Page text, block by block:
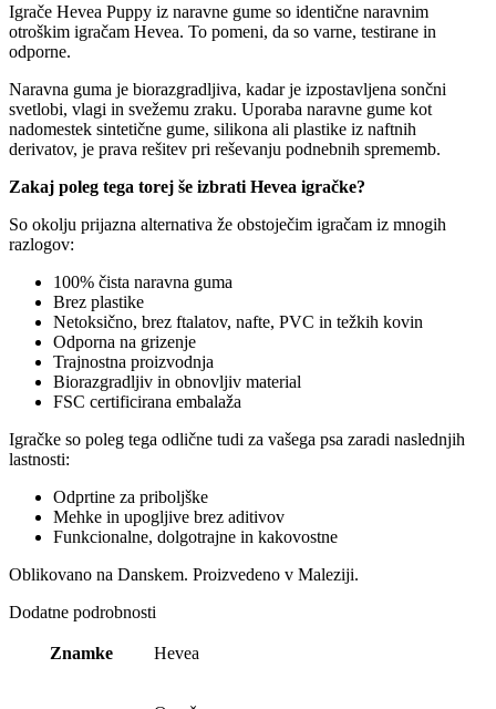
Igrače Hevea Puppy iz naravne gume so identične naravnim
otroškim igračam Hevea. To pomeni, da so varne, testirane in
odporne.
Naravna guma je biorazgradljiva, kadar je izpostavljena sončni
svetlobi, vlagi in svežemu zraku. Uporaba naravne gume kot
nadomestek sintetične gume, silikona ali plastike iz naftnih
derivatov, je prava rešitev pri reševanju podnebnih sprememb.
Zakaj poleg tega torej še izbrati Hevea igračke?
So okolju prijazna alternativa že obstoječim igračam iz mnogih
razlogov:
100% ​čista naravna guma
Brez plastike
Netoksično, brez ftalatov, nafte, PVC in težkih kovin
Odporna na grizenje
Trajnostna proizvodnja
Biorazgradljiv in obnovljiv material
FSC certificirana embalaža
Igračke so poleg tega odlične tudi za vašega psa zaradi naslednjih
lastnosti:
Odprtine za priboljške
Mehke in upogljive brez aditivov
Funkcionalne, dolgotrajne in kakovostne
Oblikovano na Danskem. Proizvedeno v Maleziji.
Dodatne podrobnosti
Znamke Hevea